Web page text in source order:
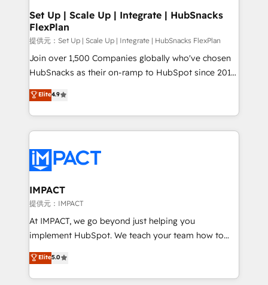
marketing, advertising, campaigns, content and
design We connect people, data and technology to
improve customer experiences. With our bright
people, exciting ideas and can-do mentality, we
ensure revenue growth on a daily basis. So tell us
team of 100+ experts is ready for you! Driving digital
growth | www.brightdigital.com
Set Up | Scale Up | Integrate | HubSnacks
FlexPlan
提供元：Set Up | Scale Up | Integrate | HubSnacks FlexPlan
Join over 1,500 Companies globally who've chosen
HubSnacks as their on-ramp to HubSpot since 2014
Simple pay-as-you-go plans that accelerate value...
1️⃣ Set Up | Onboarding New or Check-fixing existing
HubSpot portals 2️⃣ Scale Up | 100% HubSpot Task
Execution... Global 24/7 ... All Experts 3️⃣ Integrate |
Slash months from your API Integration project... ⬅️
Click "Contact Business" ⬅️ to access 150+ Kickstart
Integration templates that put HubSpot in the center
of your tech stack, syncing... 🛍️ Shopify or
WooCommerce 💲 Stripe or Paypal 💰 Sage or
Netsuite 🤖 Google or Microsoft ✍️ DocuSign or
the rare Advanced "Custom Integrations"
Accreditation, securely sync data across... 🔄 any
Elite4.9
IMPACT
提供元：IMPACT
At IMPACT, we go beyond just helping you
implement HubSpot. We teach your team how to
master it. As the creators of the Endless Customers
System™ (the next evolution of They Ask, You
Answer), we’re the only HubSpot partner built
Elite5.0